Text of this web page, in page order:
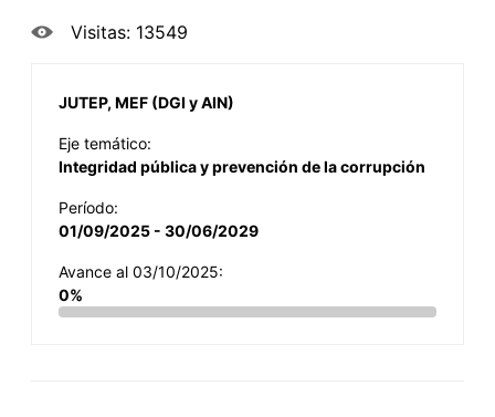
Visitas: 13549
JUTEP, MEF (DGI y AIN)
Eje temático:
Integridad pública y prevención de la corrupción
Período:
01/09/2025 - 30/06/2029
Avance al 03/10/2025:
0%